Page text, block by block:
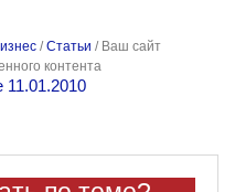
/Статьи / Ваш сайт
контента
11.01.2010